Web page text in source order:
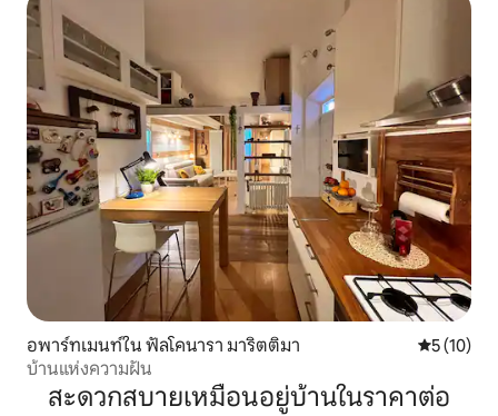
อพาร์ทเมนท์ใน ฟัลโคนารา มาริตติมา คะแนนเฉลี่
5 (10)
บ้านแห่งความฝัน
สะดวกสบายเหมือนอยู่บ้านในราคาต่อ